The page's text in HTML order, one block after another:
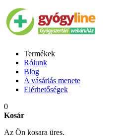
Termékek
Rólunk
Blog
A vásárlás menete
Elérhetőségek
0
Kosár
Az Ön kosara üres.